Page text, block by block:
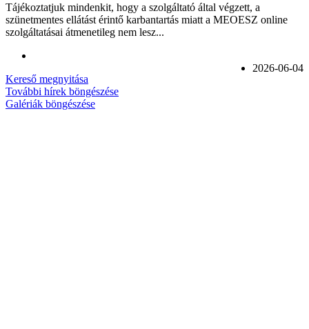
Tájékoztatjuk mindenkit, hogy a szolgáltató által végzett, a
szünetmentes ellátást érintő karbantartás miatt a MEOESZ online
szolgáltatásai átmenetileg nem lesz...
2026-06-04
Kereső megnyitása
További hírek böngészése
Galériák böngészése